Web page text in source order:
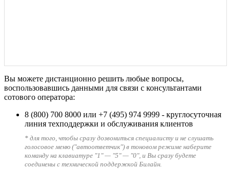
Вы можете дистанционно решить любые вопросы,
воспользовавшись данными для связи с консультантами
сотового оператора:
8 (800) 700 8000 или +7 (495) 974 9999 - круглосуточная
линия техподдержки и обслуживания клиентов
* для того, чтобы сразу дозвониться специалисту и не слушать
голосовое меню ("автоответчик") в тоновом режиме наберите
команду на клавиатуре "1" — "5" — "0", и Вы сразу будете
соединены с технической поддержкой Билайн.